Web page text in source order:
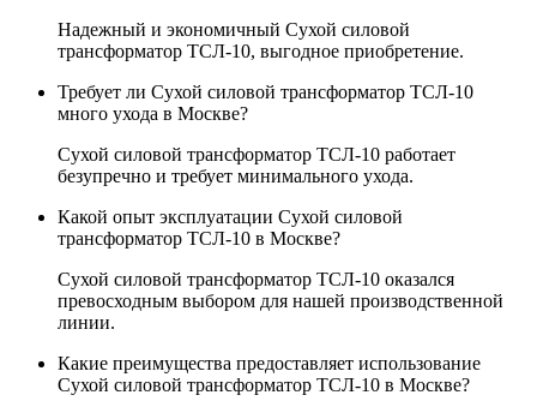
Надежный и экономичный Сухой силовой
трансформатор ТСЛ-10, выгодное приобретение.
Требует ли Сухой силовой трансформатор ТСЛ-10
много ухода в Москве?
Сухой силовой трансформатор ТСЛ-10 работает
безупречно и требует минимального ухода.
Какой опыт эксплуатации Сухой силовой
трансформатор ТСЛ-10 в Москве?
Сухой силовой трансформатор ТСЛ-10 оказался
превосходным выбором для нашей производственной
линии.
Какие преимущества предоставляет использование
Сухой силовой трансформатор ТСЛ-10 в Москве?